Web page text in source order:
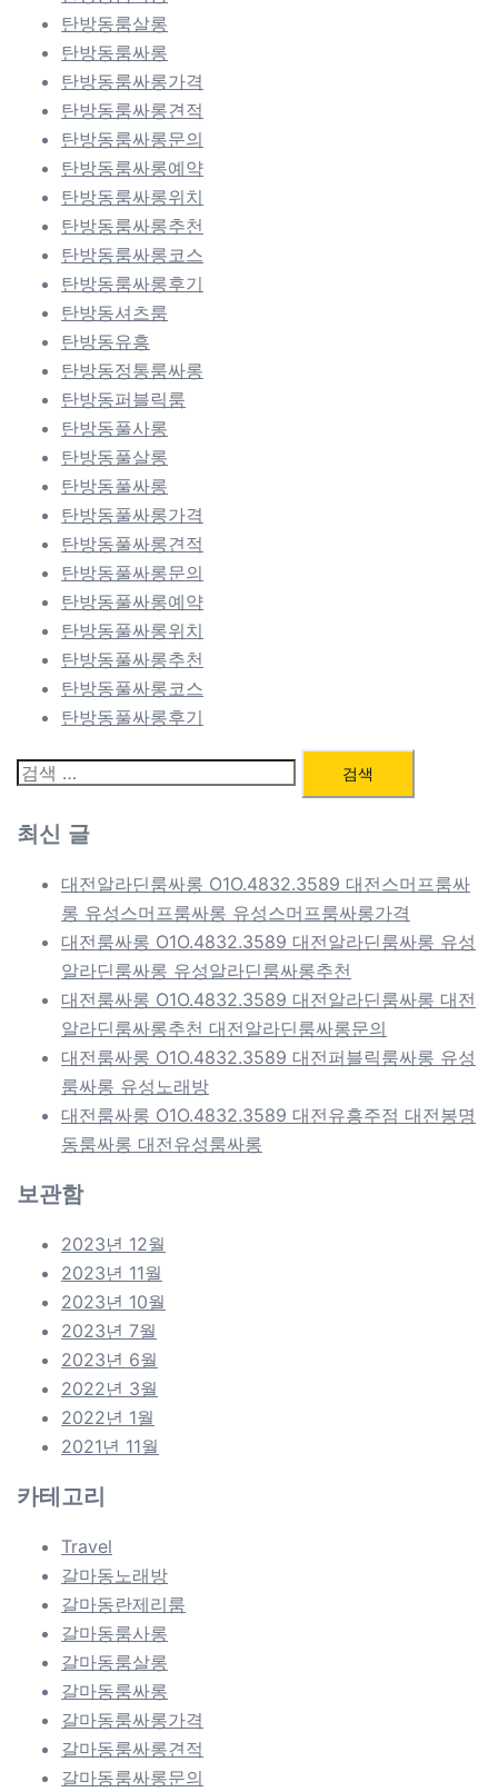
탄방동룸살롱
탄방동룸싸롱
탄방동룸싸롱가격
탄방동룸싸롱견적
탄방동룸싸롱문의
탄방동룸싸롱예약
탄방동룸싸롱위치
탄방동룸싸롱추천
탄방동룸싸롱코스
탄방동룸싸롱후기
탄방동셔츠룸
탄방동유흥
탄방동정통룸싸롱
탄방동퍼블릭룸
탄방동풀사롱
탄방동풀살롱
탄방동풀싸롱
탄방동풀싸롱가격
탄방동풀싸롱견적
탄방동풀싸롱문의
탄방동풀싸롱예약
탄방동풀싸롱위치
탄방동풀싸롱추천
탄방동풀싸롱코스
탄방동풀싸롱후기
검
최신 글
대전알라딘룸싸롱 O1O.4832.3589 대전스머프룸싸
롱 유성스머프룸싸롱 유성스머프룸싸롱가격
대전룸싸롱 O1O.4832.3589 대전알라딘룸싸롱 유성
알라딘룸싸롱 유성알라딘룸싸롱추천
대전룸싸롱 O1O.4832.3589 대전알라딘룸싸롱 대전
알라딘룸싸롱추천 대전알라딘룸싸롱문의
대전룸싸롱 O1O.4832.3589 대전퍼블릭룸싸롱 유성
룸싸롱 유성노래방
대전룸싸롱 O1O.4832.3589 대전유흥주점 대전봉명
동룸싸롱 대전유성룸싸롱
보관함
2023년 12월
2023년 11월
2023년 10월
2023년 7월
2023년 6월
2022년 3월
2022년 1월
2021년 11월
카테고리
Travel
갈마동노래방
갈마동란제리룸
갈마동룸사롱
갈마동룸살롱
갈마동룸싸롱
갈마동룸싸롱가격
갈마동룸싸롱견적
갈마동룸싸롱문의